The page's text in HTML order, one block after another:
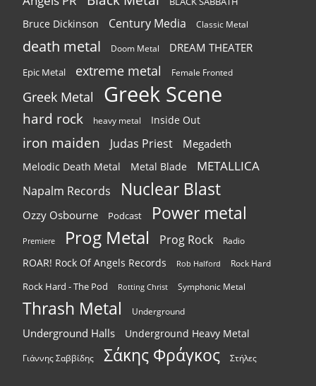
Bruce Dickinson Century Media Classic Metal
death metal Doom Metal DREAM THEATER
Epic Metal extreme metal Female Fronted
Greek Metal Greek Scene
hard rock heavy metal Inside Out
iron maiden Judas Priest Megadeth
Melodic Death Metal Metal Blade METALLICA
Napalm Records Nuclear Blast
Ozzy Osbourne Podcast Power metal
Premiere Prog Metal Prog Rock Radio
ROAR! Rock Of Angels Records Rob Halford Rock Hard
Rock Hard - The Pod Rotting Christ Symphonic Metal
Thrash Metal Underground
Underground Halls Underground Heavy Metal
Γιάννης Σαββίδης Σάκης Φράγκος Στήλες